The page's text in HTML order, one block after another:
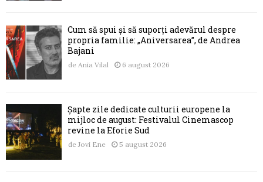
Cum să spui și să suporți adevărul despre
propria familie: „Aniversarea”, de Andrea
Bajani
de Ania Vilal 6 august 2026
Șapte zile dedicate culturii europene la
mijloc de august: Festivalul Cinemascop
revine la Eforie Sud
de Jovi Ene 5 august 2026